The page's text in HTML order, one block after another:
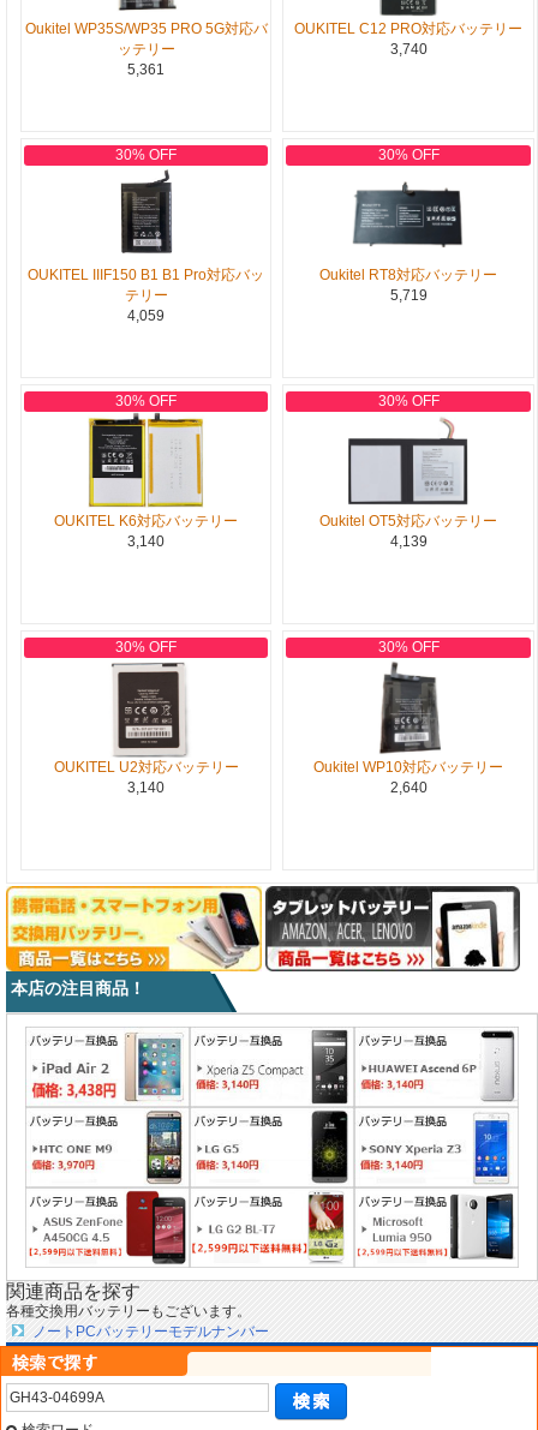
Oukitel WP35S/WP35 PRO 5G対応バ
ッテリー
5,361
OUKITEL C12 PRO対応バッテリー
3,740
30% OFF
OUKITEL IIIF150 B1 B1 Pro対応バッ
テリー
4,059
30% OFF
Oukitel RT8対応バッテリー
5,719
30% OFF
OUKITEL K6対応バッテリー
3,140
30% OFF
Oukitel OT5対応バッテリー
4,139
30% OFF
OUKITEL U2対応バッテリー
3,140
30% OFF
Oukitel WP10対応バッテリー
2,640
本店の注目商品！
関連商品を探す
各種交換用バッテリーもございます。
ノートPCバッテリーモデルナンバー